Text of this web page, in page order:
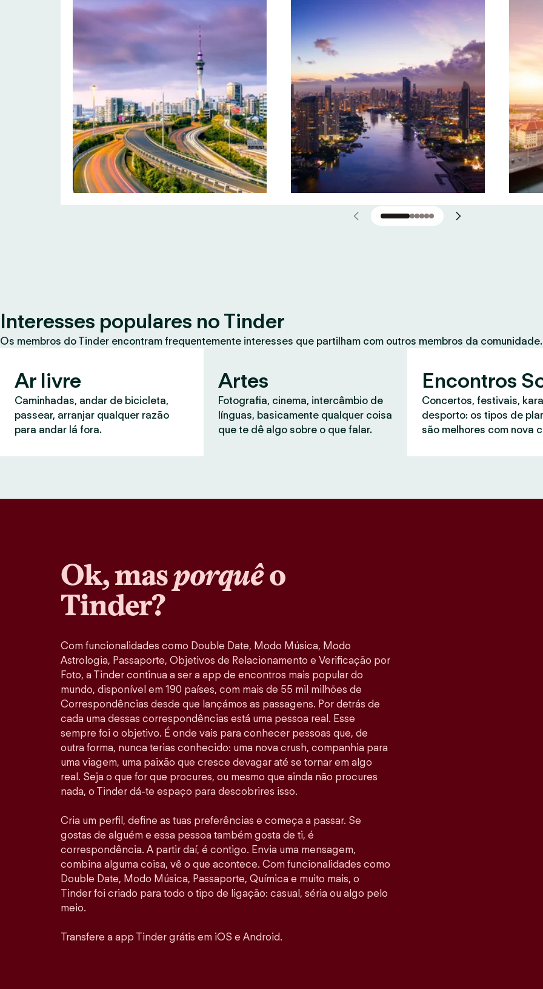
Interesses populares no Tinder
Os membros do Tinder encontram frequentemente interesses que partilham com outros membros da
Ar livre
Caminhadas, andar de bicicleta,
passear, arranjar qualquer razão
para andar lá fora.
Artes
Fotografia, cinema, intercâmbio de
línguas, basicamente qualquer coisa
que te dê algo sobre o que falar.
Encontros
Concertos, festivais,
desporto: os tipos de
são melhores com nova
Ok, masporquêo
Tinder?
Com funcionalidades como Double Date, Modo Música, Modo
Astrologia, Passaporte, Objetivos de Relacionamento e Verificação por
Foto, a Tinder continua a ser a app de encontros mais popular do
mundo, disponível em 190 países, com mais de 55 mil milhões de
Correspondências desde que lançámos as passagens. Por detrás de
cada uma dessas correspondências está uma pessoa real. Esse
sempre foi o objetivo. É onde vais para conhecer pessoas que, de
outra forma, nunca terias conhecido: uma nova crush, companhia para
uma viagem, uma paixão que cresce devagar até se tornar em algo
real. Seja o que for que procures, ou mesmo que ainda não procures
nada, o Tinder dá-te espaço para descobrires isso.
Cria um perfil, define as tuas preferências e começa a passar. Se
gostas de alguém e essa pessoa também gosta de ti, é
correspondência. A partir daí, é contigo. Envia uma mensagem,
combina alguma coisa, vê o que acontece. Com funcionalidades como
Double Date, Modo Música, Passaporte, Química e muito mais, o
Tinder foi criado para todo o tipo de ligação: casual, séria ou algo pelo
meio.
Transfere a app Tinder grátis em iOS e Android.